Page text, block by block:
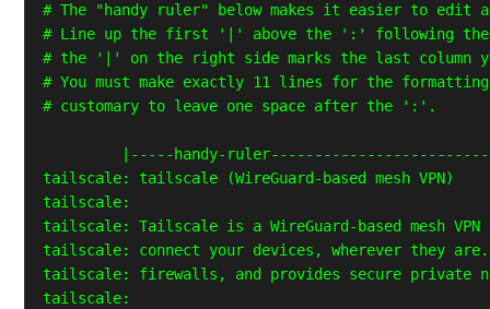
# The "handy ruler" below makes it easier to edit
# Line up the first '|' above the ':' following the
# the '|' on the right side marks the last column
# You must make exactly 11 lines for the
# customary to leave one space after the ':'.
|-----handy-
tailscale: tailscale (WireGuard-based mesh VPN)
tailscale:
tailscale: Tailscale is a WireGuard-based mesh
tailscale: connect your devices, wherever they
tailscale: firewalls, and provides secure private
tailscale: